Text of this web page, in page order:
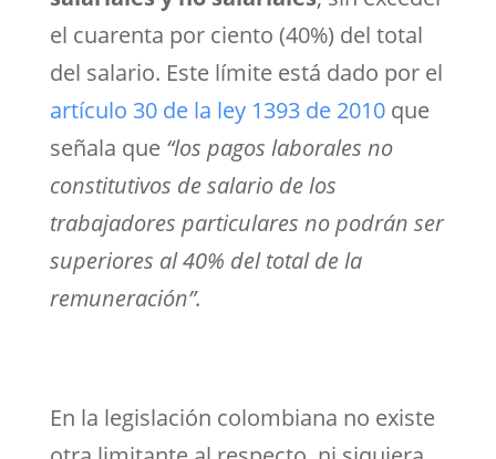
el cuarenta por ciento (40%) del total
del salario. Este límite está dado por el
artículo 30 de la ley 1393 de 2010que
señala que “los pagos laborales no
constitutivos de salario de los
trabajadores particulares no podrán ser
superiores al 40% del total de la
remuneración”.
En la legislación colombiana no existe